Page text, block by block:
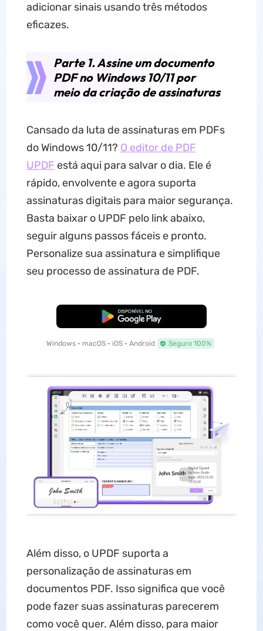
adicionar sinais usando três métodos
eficazes.
Parte 1. Assine um documento
PDF no Windows 10/11 por
meio da criação de assinaturas
Cansado da luta de assinaturas em PDFs
do Windows 10/11? O editor de PDF
UPDF está aqui para salvar o dia. Ele é
rápido, envolvente e agora suporta
assinaturas digitais para maior segurança.
Basta baixar o UPDF pelo link abaixo,
seguir alguns passos fáceis e pronto.
Personalize sua assinatura e simplifique
seu processo de assinatura de PDF.
Baixar Grátis
Windows • macOS • iOS • Android Seguro 100%
Além disso, o UPDF suporta a
personalização de assinaturas em
documentos PDF. Isso significa que você
pode fazer suas assinaturas parecerem
como você quer. Além disso, para maior